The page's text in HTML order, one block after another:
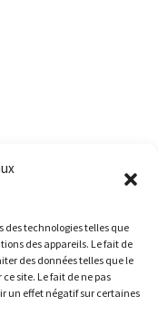
des technologies telles que
des appareils. Le fait de
des données telles que le
site. Le fait de ne pas
un effet négatif sur certaines